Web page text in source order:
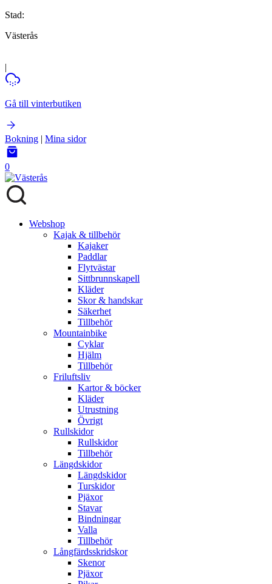
Stad:
Västerås
|
Gå till vinterbutiken
Bokning | Mina sidor
0
Webshop
Kajak & tillbehör
Kajaker
Paddlar
Flytvästar
Sittbrunnskapell
Kläder
Skor & handskar
Säkerhet
Tillbehör
Mountainbike
Cyklar
Hjälm
Tillbehör
Friluftsliv
Kartor & böcker
Kläder
Utrustning
Övrigt
Rullskidor
Rullskidor
Tillbehör
Längdskidor
Längdskidor
Turskidor
Pjäxor
Stavar
Bindningar
Valla
Tillbehör
Långfärdsskridskor
Skenor
Pjäxor